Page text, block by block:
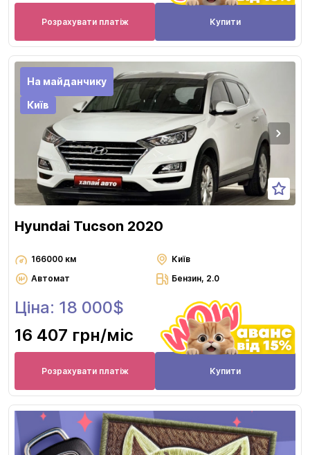
Розрахувати платіж Купити
На майданчику
Київ
Hyundai Tucson 2020
166000 км
Київ
Автомат
Бензин, 2.0
Ціна: 18 000$
16 407 грн/міс
Розрахувати платіж Купити